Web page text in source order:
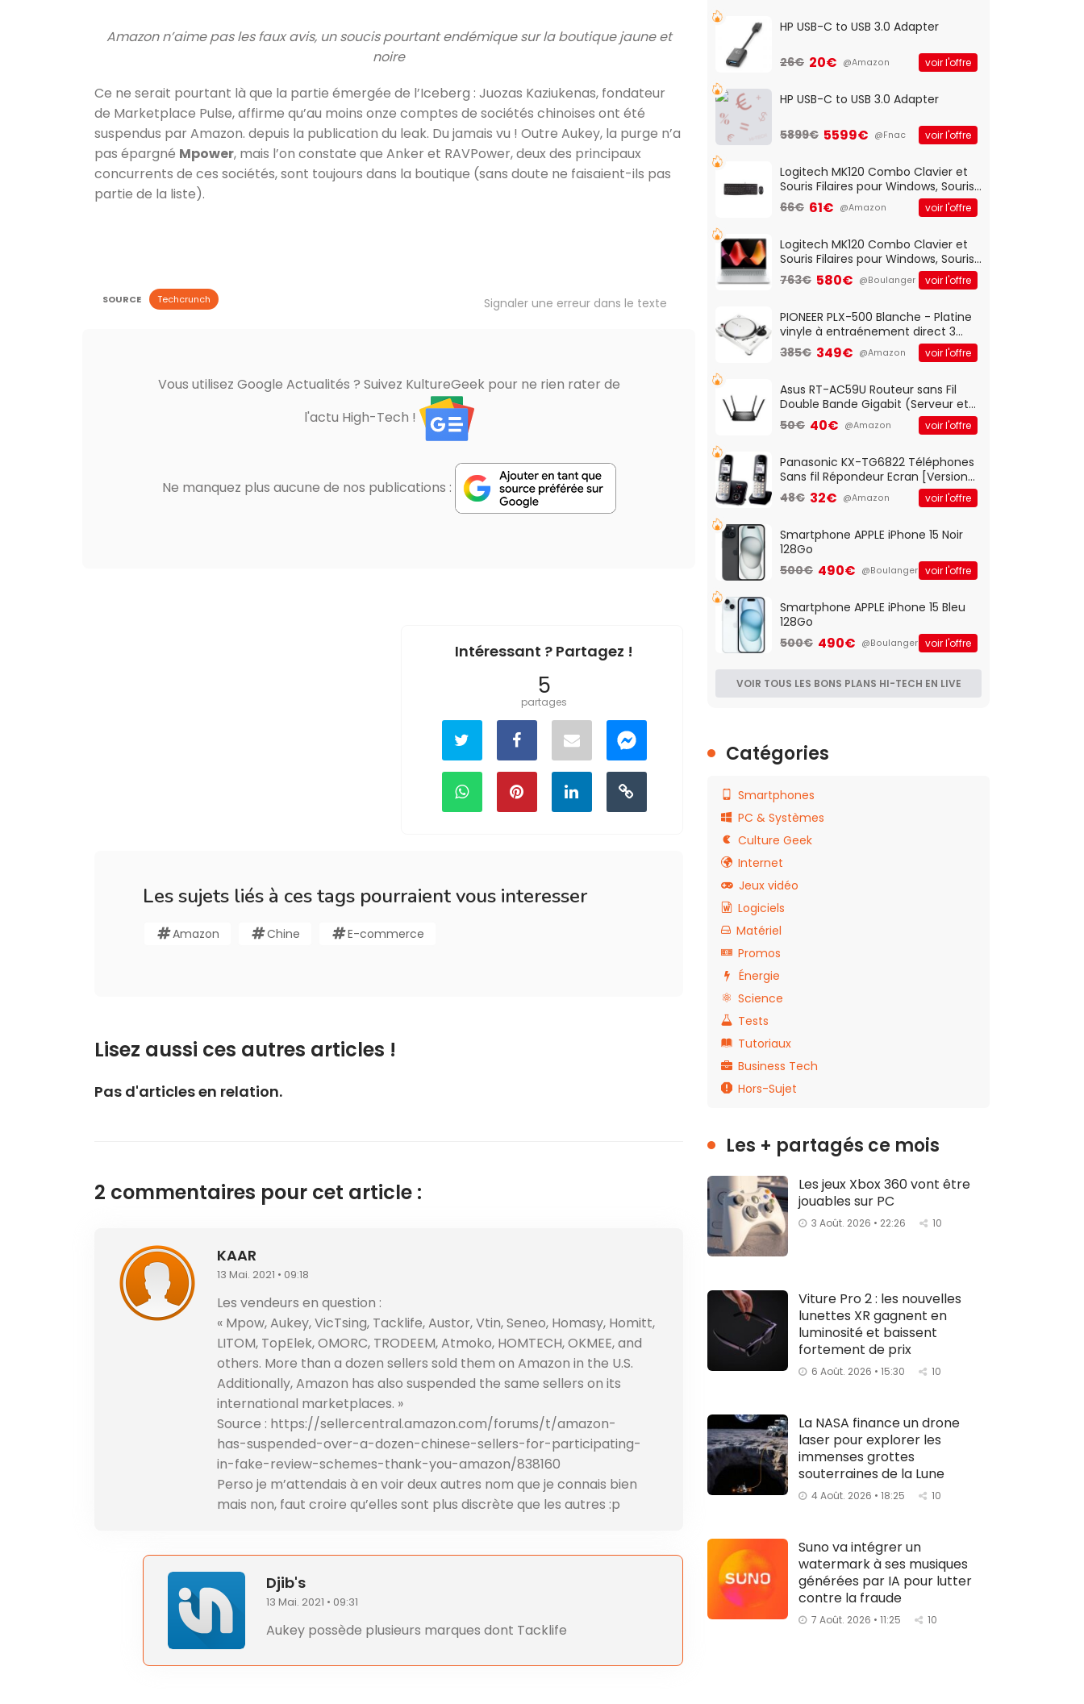
Amazon n’aime pas les faux avis, un soucis pourtant endémique sur la boutique jaune et
noire
Ce ne serait pourtant là que la partie émergée de l’Iceberg : Juozas Kaziukenas, fondateur
de Marketplace Pulse, affirme qu’au moins onze comptes de sociétés chinoises ont été
suspendus par Amazon. depuis la publication du leak. Du jamais vu ! Outre Aukey, la purge n’a
pas épargné Mpower, mais l’on constate que Anker et RAVPower, deux des principaux
concurrents de ces sociétés, sont toujours dans la boutique (sans doute ne faisaient-ils pas
partie de la liste).
SOURCE Techcrunch Signaler une erreur dans le texte
Vous utilisez Google Actualités ? Suivez KultureGeek pour ne rien rater de
l'actu High-Tech !
Ne manquez plus aucune de nos publications :
Intéressant ? Partagez !
5
partages
Les sujets liés à ces tags pourraient vous interesser
Amazon Chine E-commerce
Lisez aussi ces autres articles !
Pas d'articles en relation.
2 commentaires pour cet article :
KAAR
13 Mai. 2021 • 09:18
Les vendeurs en question :
« Mpow, Aukey, VicTsing, Tacklife, Austor, Vtin, Seneo, Homasy, Homitt,
LITOM, TopElek, OMORC, TRODEEM, Atmoko, HOMTECH, OKMEE, and
others. More than a dozen sellers sold them on Amazon in the U.S.
Additionally, Amazon has also suspended the same sellers on its
international marketplaces. »
Source : https://sellercentral.amazon.com/forums/t/amazon-
has-suspended-over-a-dozen-chinese-sellers-for-participating-
in-fake-review-schemes-thank-you-amazon/838160
Perso je m’attendais à en voir deux autres nom que je connais bien
mais non, faut croire qu’elles sont plus discrète que les autres :p
Djib's
13 Mai. 2021 • 09:31
Aukey possède plusieurs marques dont Tacklife
HP USB-C to USB 3.0 Adapter
26€ 20€ @Amazon voir l'offre
HP USB-C to USB 3.0 Adapter
5899€ 5599€ @Fnac voir l'offre
Logitech MK120 Combo Clavier et
Souris Filaires pour Windows, Souris
Optique Filaire, Connexion USB Plug
And Play, Confortable, Taille
QWERTY UK - Noir
66€ 61€ @Amazon voir l'offre
Logitech MK120 Combo Clavier et
Souris Filaires pour Windows, Souris
Optique Filaire, Connexion USB Plug
And Play, Confortable, Taille
QWERTY UK - Noir
763€ 580€ @Boulanger voir l'offre
PIONEER PLX-500 Blanche - Platine
vinyle à entraénement direct 3
vitesses (33-45-78 trs/min) avec
pre-ampli intégré et port USB
385€ 349€ @Amazon voir l'offre
Asus RT-AC59U Routeur sans Fil
Double Bande Gigabit (Serveur et
Client VPN, Triple Vlan, Mode Point
d'accès et Bridge, contrôle
50€ 40€ @Amazon voir l'offre
Panasonic KX-TG6822 Téléphones
Sans fil Répondeur Ecran [Version
Française]
48€ 32€ @Amazon voir l'offre
Smartphone APPLE iPhone 15 Noir
128Go
500€ 490€ @Boulanger voir l'offre
Smartphone APPLE iPhone 15 Bleu
128Go
500€ 490€ @Boulanger voir l'offre
VOIR TOUS LES BONS PLANS HI-TECH EN LIVE
Catégories
Smartphones
PC & Systèmes
Culture Geek
Internet
Jeux vidéo
Logiciels
Matériel
Promos
Énergie
Science
Tests
Tutoriaux
Business Tech
Hors-Sujet
Les + partagés ce mois
Les jeux Xbox 360 vont être
jouables sur PC
3 Août. 2026 • 22:26 10
Viture Pro 2 : les nouvelles
lunettes XR gagnent en
luminosité et baissent
fortement de prix
6 Août. 2026 • 15:30 10
La NASA finance un drone
laser pour explorer les
immenses grottes
souterraines de la Lune
4 Août. 2026 • 18:25 10
Suno va intégrer un
watermark à ses musiques
générées par IA pour lutter
contre la fraude
7 Août. 2026 • 11:25 10